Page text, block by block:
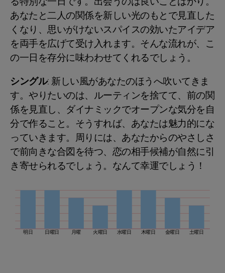
明日 日曜日 月曜 火曜日 水曜日 木曜日 金曜日 土曜日
あなたと二人の関係を新しい光のもとで見直した
くなり、思いがけないスパイスの効いたアイデア
を両手を広げて受け入れます。そんな流れが、こ
の一日を存分に味わわせてくれるでしょう。
シングル: 新しい風があなたのほうへ吹いてきま
す。やりたいのは、ルーティンを捨てて、前の関
係を見直し、ダイナミックでオープンな気分を自
分で作ること。そうすれば、あなたは魅力的にな
っていきます。周りには、あなたからのやさしさ
で前向きな合図を待つ、恋の相手候補が自然に引
き寄せられるでしょう。なんて幸運でしょう！